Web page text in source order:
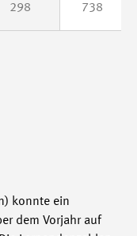
298
738
konnte ein
dem Vorjahr auf